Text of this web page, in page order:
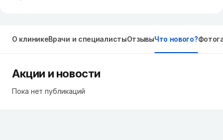
О клиникеВрачи и специалистыОтзывыЧто нового?
Акции и новости
Пока нет публикаций